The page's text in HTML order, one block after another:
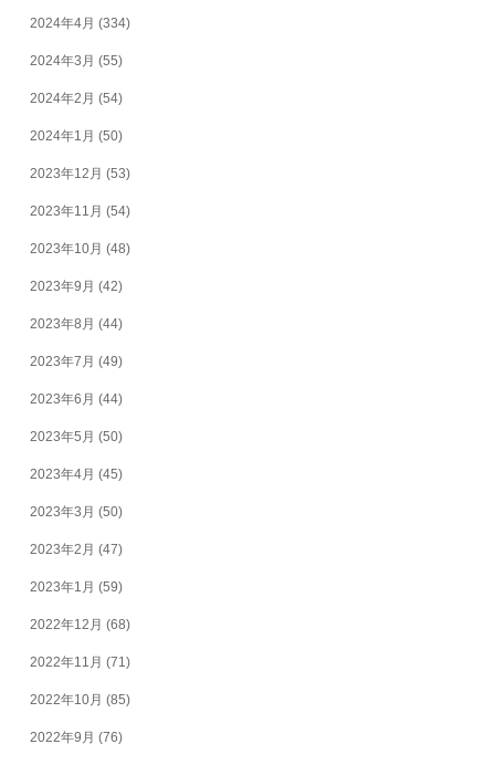
2024年4月 (334)
2024年3月 (55)
2024年2月 (54)
2024年1月 (50)
2023年12月 (53)
2023年11月 (54)
2023年10月 (48)
2023年9月 (42)
2023年8月 (44)
2023年7月 (49)
2023年6月 (44)
2023年5月 (50)
2023年4月 (45)
2023年3月 (50)
2023年2月 (47)
2023年1月 (59)
2022年12月 (68)
2022年11月 (71)
2022年10月 (85)
2022年9月 (76)